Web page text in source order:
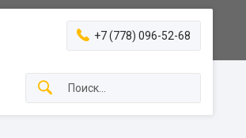
+7 (778) 096-52-68